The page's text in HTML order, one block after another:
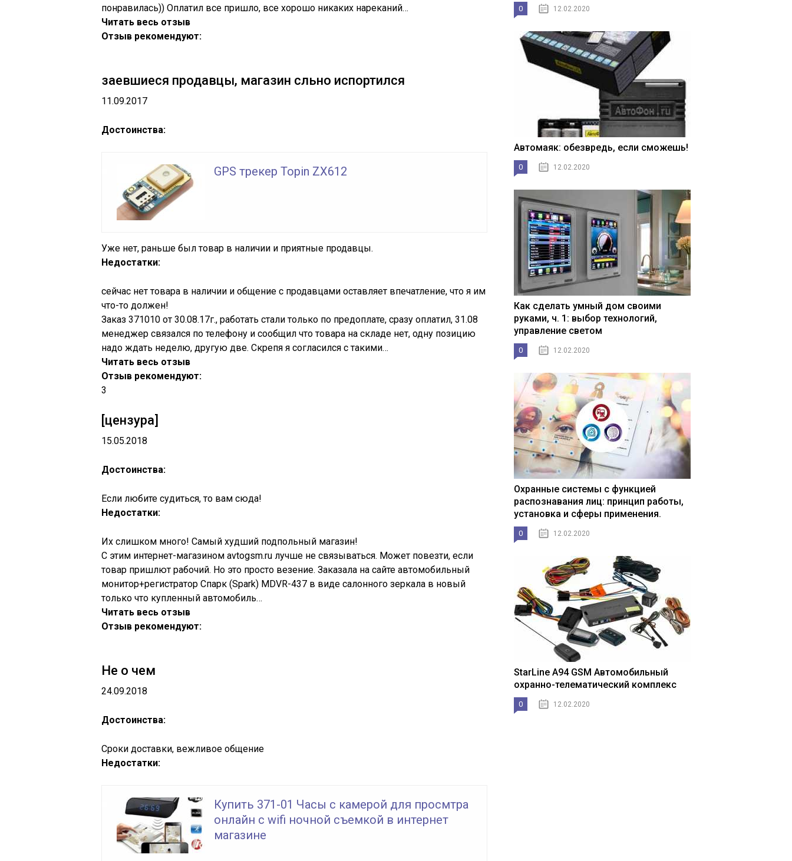
понравилась)) Оплатил все пришло, все хорошо никаких нареканий…
Читать весь отзыв
Отзыв рекомендуют:
заевшиеся продавцы, магазин сльно испортился
11.09.2017
Достоинства:
GPS трекер Topin ZX612
Уже нет, раньше был товар в наличии и приятные продавцы.
Недостатки:
сейчас нет товара в наличии и общение с продавцами оставляет впечатление, что я им
что-то должен!
Заказ 371010 от 30.08.17г., работать стали только по предоплате, сразу оплатил, 31.08
менеджер связался по телефону и сообщил что товара на складе нет, одну позицию
надо ждать неделю, другую две. Скрепя я согласился с такими…
Читать весь отзыв
Отзыв рекомендуют:
3
[цензура]
15.05.2018
Достоинства:
Если любите судиться, то вам сюда!
Недостатки:
Их слишком много! Самый худший подпольный магазин!
С этим интернет-магазином avtogsm.ru лучше не связываться. Может повезти, если
товар пришлют рабочий. Но это просто везение. Заказала на сайте автомобильный
монитор+регистратор Спарк (Spark) MDVR-437 в виде салонного зеркала в новый
только что купленный автомобиль…
Читать весь отзыв
Отзыв рекомендуют:
Не о чем
24.09.2018
Достоинства:
Сроки доставки, вежливое общение
Недостатки:
Купить 371-01 Часы с камерой для просмтра
онлайн с wifi ночной съемкой в интернет
магазине
0 12.02.2020
Автомаяк: обезвредь, если сможешь!
0 12.02.2020
Как сделать умный дом своими
руками, ч. 1: выбор технологий,
управление светом
0 12.02.2020
Охранные системы с функцией
распознавания лиц: принцип работы,
установка и сферы применения.
0 12.02.2020
StarLine A94 GSM Автомобильный
охранно-телематический комплекс
0 12.02.2020